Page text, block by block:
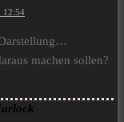
12:54
machen sollen?